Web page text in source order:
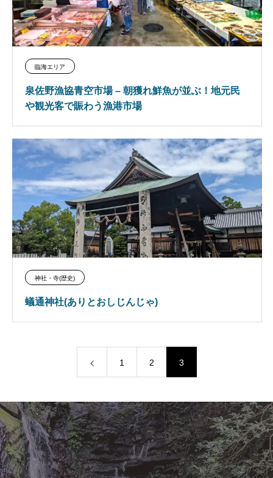
臨海エリア
泉佐野漁協青空市場 – 朝獲れ鮮魚が並ぶ！地元民
や観光客で賑わう漁港市場
神社・寺(歴史)
蟻通神社(ありとおしじんじゃ)
1 2 3